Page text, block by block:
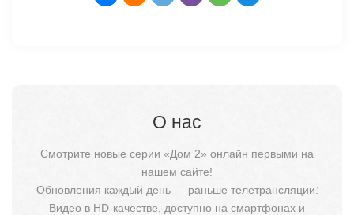
О нас
Смотрите новые серии «Дом 2» онлайн первыми на
нашем сайте!
Обновления каждый день — раньше телетрансляции.
Видео в HD-качестве, доступно на смартфонах и